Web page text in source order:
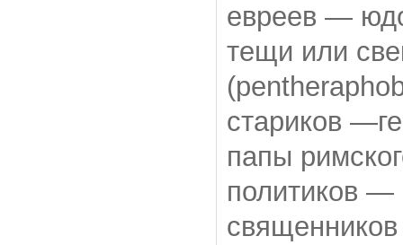
евреев —
тещи или
стариков
папы
политиков —